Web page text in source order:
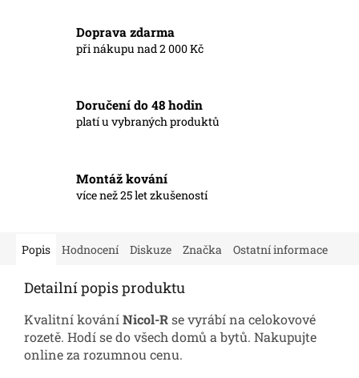
Doprava zdarma
při nákupu nad 2 000 Kč
Doručení do 48 hodin
platí u vybraných produktů
Montáž kování
více než 25 let zkušeností
Popis Hodnocení Diskuze Značka Ostatní informace
Detailní popis produktu
Kvalitní kováníNicol-Rse vyrábí na celokovové
rozetě. Hodí se do všech domů a bytů. Nakupujte
online za rozumnou cenu.